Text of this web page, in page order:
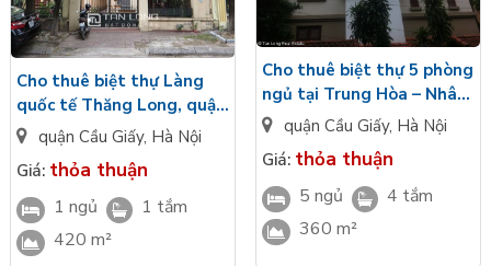
Cho thuê biệt thự Làng
quốc tế Thăng Long, quận
Cầu Giấy
quận Cầu Giấy, Hà Nội
Giá: thỏa thuận
1 ngủ
1 tắm
420 m²
Cho thuê biệt thự 5 phòng
ngủ tại Trung Hòa – Nhân
Chínhquận Cầu Giấy, Hà Nội
Giá: thỏa thuận
5 ngủ
4 tắm
360 m²